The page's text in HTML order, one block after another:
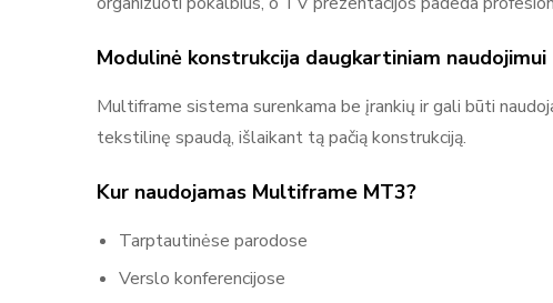
Modulinė konstrukcija daugkartiniam naudojimui
Multiframe sistema surenkama be įrankių ir gali būti
tekstilinę spaudą, išlaikant tą pačią konstrukciją.
Kur naudojamas Multiframe MT3?
Tarptautinėse parodose
Verslo konferencijose